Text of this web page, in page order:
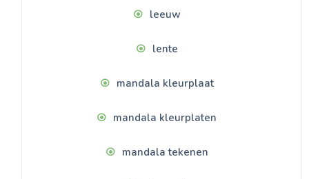
leeuw
lente
mandala kleurplaat
mandala kleurplaten
mandala tekenen